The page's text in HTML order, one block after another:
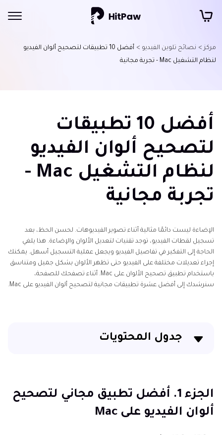
مركز > نصائح تلوين الفيديو >
أفضل 10 تطبيقات لتصحيح ألوان الفيديو
لنظام التشغيل Mac - تجربة مجانية
أفضل 10 تطبيقات
لتصحيح ألوان الفيديو
لنظام التشغيل Mac -
تجربة مجانية
الإضاءة ليست دائمًا مثالية أثناء تصوير الفيديوهات. لحسن الحظ، بعد
تسجيل لقطات الفيديو، توجد تقنيات لتعديل الألوان والإضاءة. هذا يلغي
الحاجة إلى التفكير في تفاصيل الفيديو ويجعل عملية التسجيل أسهل. يمكنك
إجراء تعديلات مختلفة على الفيديو حتى تظهر الألوان بشكل جميل ومتناسق
باستخدام تطبيق تصحيح الألوان على Mac. أثناء تصفحك للصفحة،
سنرشدك إلى أفضل عشرة تطبيقات مجانية لتصحيح ألوان الفيديو على Mac.
جدول المحتويات
الجزء 2. ٩ تطبيقات بديلة لتصحيح الألوان على ماك مجانًا
الجزء 1. أفضل تطبيق مجاني لتصحيح
ألوان الفيديو على Mac